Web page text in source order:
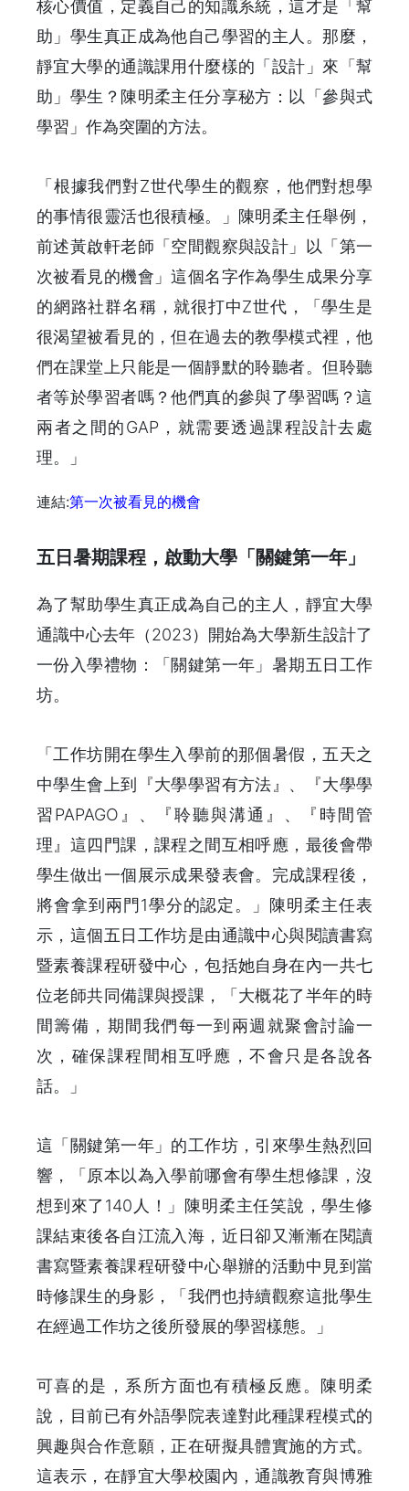
核心價值，定義自己的知識系統，這才是「幫
助」學生真正成為他自己學習的主人。那麼，
靜宜大學的通識課用什麼樣的「設計」來「幫
助」學生？陳明柔主任分享秘方：以「參與式
學習」作為突圍的方法。
「根據我們對Z世代學生的觀察，他們對想學
的事情很靈活也很積極。」陳明柔主任舉例，
前述黃啟軒老師「空間觀察與設計」以「第一
次被看見的機會」這個名字作為學生成果分享
的網路社群名稱，就很打中Z世代，「學生是
很渴望被看見的，但在過去的教學模式裡，他
們在課堂上只能是一個靜默的聆聽者。但聆聽
者等於學習者嗎？他們真的參與了學習嗎？這
兩者之間的GAP，就需要透過課程設計去處
理。」
連結:第一次被看見的機會
五日暑期課程，啟動大學「關鍵第一年」
為了幫助學生真正成為自己的主人，靜宜大學
通識中心去年（2023）開始為大學新生設計了
一份入學禮物：「關鍵第一年」暑期五日工作
坊。
「工作坊開在學生入學前的那個暑假，五天之
中學生會上到『大學學習有方法』、『大學學
習PAPAGO』、『聆聽與溝通』、『時間管
理』這四門課，課程之間互相呼應，最後會帶
學生做出一個展示成果發表會。完成課程後，
將會拿到兩門1學分的認定。」陳明柔主任表
示，這個五日工作坊是由通識中心與閱讀書寫
暨素養課程研發中心，包括她自身在內一共七
位老師共同備課與授課，「大概花了半年的時
間籌備，期間我們每一到兩週就聚會討論一
次，確保課程間相互呼應，不會只是各說各
話。」
這「關鍵第一年」的工作坊，引來學生熱烈回
響，「原本以為入學前哪會有學生想修課，沒
想到來了140人！」陳明柔主任笑說，學生修
課結束後各自江流入海，近日卻又漸漸在閱讀
書寫暨素養課程研發中心舉辦的活動中見到當
時修課生的身影，「我們也持續觀察這批學生
在經過工作坊之後所發展的學習樣態。」
可喜的是，系所方面也有積極反應。陳明柔
說，目前已有外語學院表達對此種課程模式的
興趣與合作意願，正在研擬具體實施的方式。
這表示，在靜宜大學校園內，通識教育與博雅